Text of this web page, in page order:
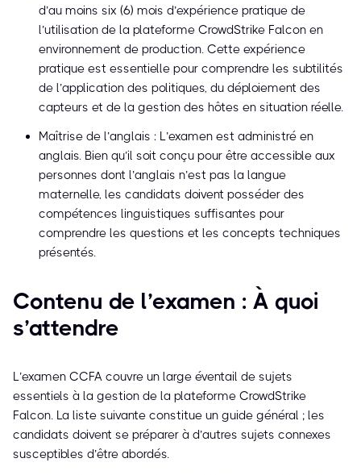
d’au moins six (6) mois d’expérience pratique de
l’utilisation de la plateforme CrowdStrike Falcon en
environnement de production. Cette expérience
pratique est essentielle pour comprendre les subtilités
de l’application des politiques, du déploiement des
capteurs et de la gestion des hôtes en situation réelle.
Maîtrise de l’anglais : L’examen est administré en
anglais. Bien qu’il soit conçu pour être accessible aux
personnes dont l’anglais n’est pas la langue
maternelle, les candidats doivent posséder des
compétences linguistiques suffisantes pour
comprendre les questions et les concepts techniques
présentés.
Contenu de l’examen : À quoi
s’attendre
L’examen CCFA couvre un large éventail de sujets
essentiels à la gestion de la plateforme CrowdStrike
Falcon. La liste suivante constitue un guide général ; les
candidats doivent se préparer à d’autres sujets connexes
susceptibles d’être abordés.